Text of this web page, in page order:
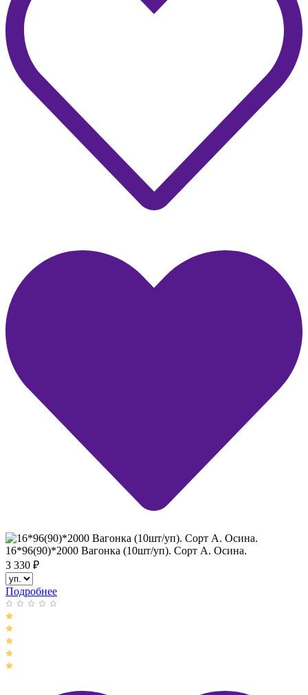
16*96(90)*2000 Вагонка (10шт/уп). Сорт А. Осина.
3 330 ₽
Подробнее